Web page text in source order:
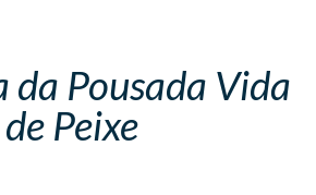
da Pousada Vida
de Peixe